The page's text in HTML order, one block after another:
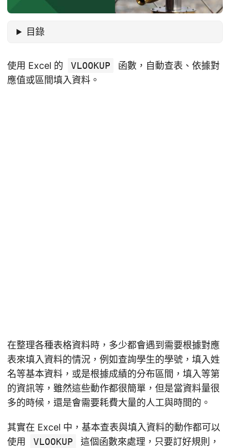
目錄
使用 Excel 的 VLOOKUP
函數，自動查表、依據對
應值或區間填入資料。
在整理各種表格資料時，多少都會遇到需要根據對應
表來填入資料的情況，例如查詢學生的學號，填入姓
名等基本資料，或是根據成績的分布區間，填入等第
的資訊等，雖然這些動作都很簡單，但是當資料量很
多的時候，還是會需要耗費大量的人工與時間的。
其實在 Excel 中，基本查表與填入資料的動作都可以
使用
VLOOKUP
這個函數來處理，只要訂好規則，